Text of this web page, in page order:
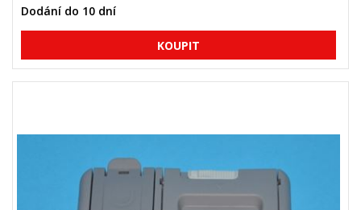
Dodání do 10 dní